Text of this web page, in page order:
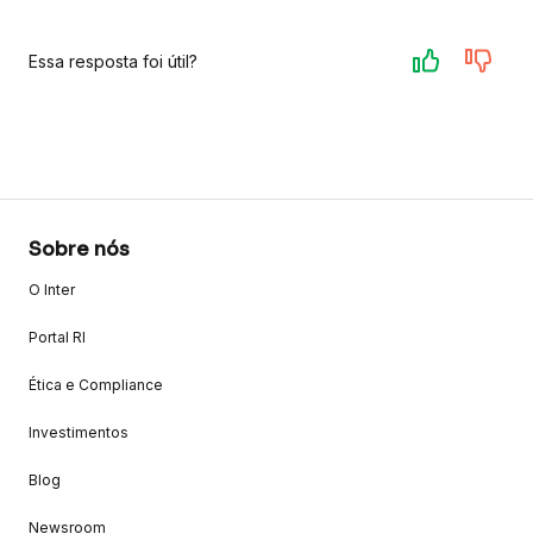
Essa resposta foi útil?
Sobre nós
O Inter
Portal RI
Ética e Compliance
Investimentos
Blog
Newsroom